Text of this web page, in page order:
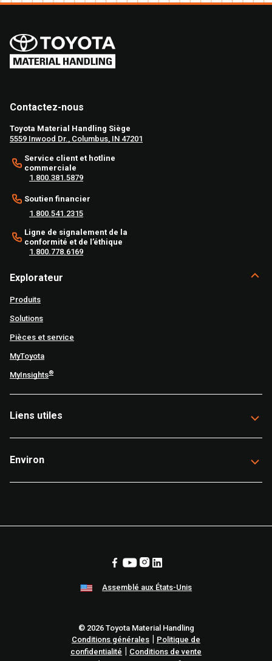
Contactez-nous
Toyota Material Handling Siège
5559 Inwood Dr., Columbus, IN 47201
Service client et hotline
commerciale
1.800.381.5879
Soutien financier
1.800.541.2315
Ligne de signalement de la
conformité et de l’éthique
1.800.778.6169
Explorateur
Produits
Solutions
Pièces et service
MyToyota
MyInsights®
Liens utiles
Environ
Assemblé aux États-Unis
© 2026 Toyota Material Handling
Conditions générales | Politique de
confidentialité | Conditions de vente